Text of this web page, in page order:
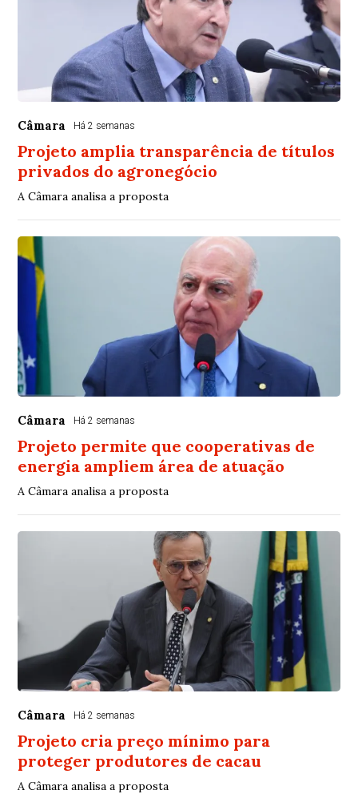
Câmara Há 2 semanas
Projeto amplia transparência de títulos
privados do agronegócio
A Câmara analisa a proposta
Câmara Há 2 semanas
Projeto permite que cooperativas de
energia ampliem área de atuação
A Câmara analisa a proposta
Câmara Há 2 semanas
Projeto cria preço mínimo para
proteger produtores de cacau
A Câmara analisa a proposta